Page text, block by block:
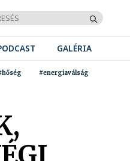
GALÉRIA
#energiaválság